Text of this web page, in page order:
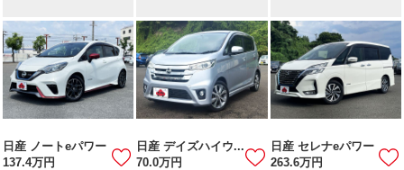
日産 ノートeパワー
137.4万円
日産 デイズハイウ...
70.0万円
日産 セレナeパワー
263.6万円